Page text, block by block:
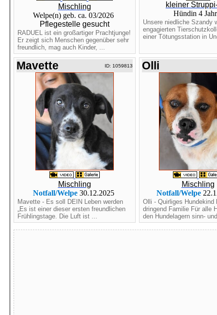
Mischling
Welpe(n) geb. ca. 03/2026
Pflegestelle gesucht
RADUEL ist ein großartiger Prachtjunge!
Er zeigt sich Menschen gegenüber sehr
freundlich, mag auch Kinder, ...
kleiner
Hündin 4
Unsere niedliche Szandy
engagierten
einer Tötungsstation in
Mavette ID: 1059813
Mischling
Notfall/Welpe30.12.2025
Mavette - Es soll DEIN Leben werden
„Es ist einer dieser ersten freundlichen
Frühlingstage. Die Luft ist ...
Olli
Mischling
Notfall/Welpe
Olli - Quirliges Hundekind
dringend Familie Für alle
den Hundelagern sinn-